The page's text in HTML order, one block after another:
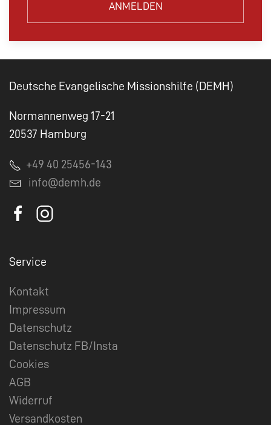
ANMELDEN
Deutsche Evangelische Missionshilfe (DEMH)
Normannenweg 17-21
20537 Hamburg
+49 40 25456-143
info@demh.de
Service
Kontakt
Impressum
Datenschutz
Datenschutz FB/Insta
Cookies
AGB
Widerruf
Versandkosten